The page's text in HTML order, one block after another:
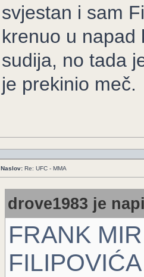
svjestan i sam
krenuo u napad
sudija, no tada
je prekinio meč.
Naslov: Re: UFC - MMA
drove1983 je
FRANK
FILIPOVIĆA